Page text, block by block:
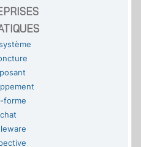
forme